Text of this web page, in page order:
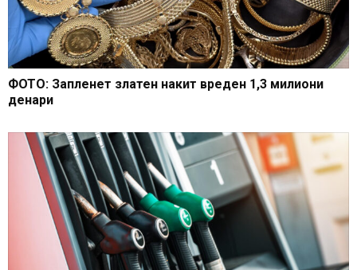
ФОТО: Запленет златен накит вреден 1,3 милиони
денари